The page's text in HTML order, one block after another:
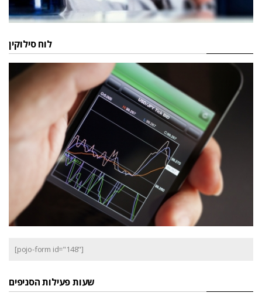
לוח סילוקין
[pojo-form id="148"]
שעות פעילות הסניפים